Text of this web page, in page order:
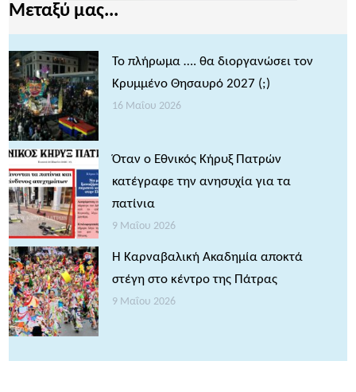
Μεταξύ μας...
Το πλήρωμα …. θα διοργανώσει τον
Κρυμμένο Θησαυρό 2027 (;)
16 Μαΐου 2026
Όταν ο Εθνικός Κήρυξ Πατρών
κατέγραφε την ανησυχία για τα
πατίνια
9 Μαΐου 2026
Η Καρναβαλική Ακαδημία αποκτά
στέγη στο κέντρο της Πάτρας
9 Μαΐου 2026